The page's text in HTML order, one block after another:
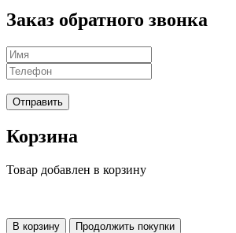
Заказ обратного звонка
Отправить
Корзина
Товар добавлен в корзину
В корзину Продолжить покупки